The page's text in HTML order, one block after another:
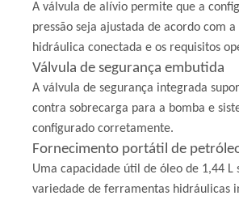
A válvula de alívio permite que a
pressão seja ajustada de acordo com
hidráulica conectada e os requisitos
Válvula de segurança embutida
A válvula de segurança integrada
contra sobrecarga para a bomba e
configurado corretamente.
Fornecimento portátil de
Uma capacidade útil de óleo de 1,44 L
variedade de ferramentas hidráulicas